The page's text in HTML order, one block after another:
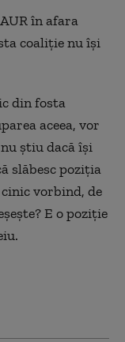
în afara
coaliţie nu îşi
din fosta
aceea, vor
ştiu dacă îşi
slăbesc poziţia
cinic vorbind, de
E o poziţie